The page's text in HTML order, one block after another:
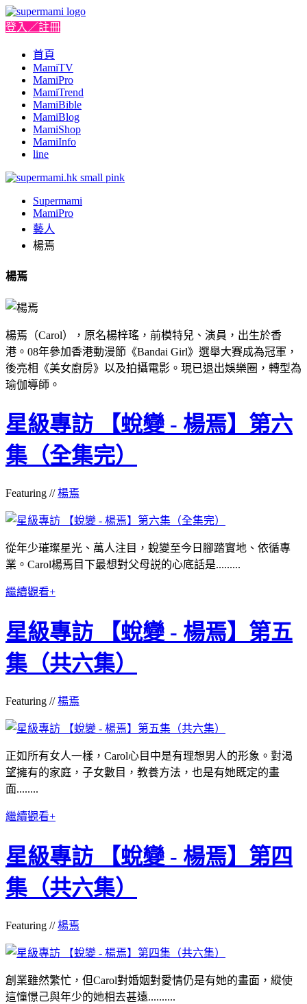
登入／註冊
首頁
MamiTV
MamiPro
MamiTrend
MamiBible
MamiBlog
MamiShop
MamiInfo
line
Supermami
MamiPro
藝人
楊焉
楊焉
楊焉（Carol），原名楊梓瑤，前模特兒、演員，出生於香
港。08年參加香港動漫節《Bandai Girl》選舉大賽成為冠軍，
後亮相《美女廚房》以及拍攝電影。現已退出娛樂圈，轉型為
瑜伽導師。
星級專訪 【蛻變 - 楊焉】第六
集（全集完）
Featuring //楊焉
從年少璀璨星光、萬人注目，蛻變至今日腳踏實地、依循專
業。Carol楊焉目下最想對父母説的心底話是.........
繼續觀看+
星級專訪 【蛻變 - 楊焉】第五
集（共六集）
Featuring //楊焉
正如所有女人一樣，Carol心目中是有理想男人的形象。對渴
望擁有的家庭，子女數目，教養方法，也是有她既定的畫
面........
繼續觀看+
星級專訪 【蛻變 - 楊焉】第四
集（共六集）
Featuring //楊焉
創業雖然繁忙，但Carol對婚姻對愛情仍是有她的畫面，縱使
這憧憬己與年少的她相去甚遠..........